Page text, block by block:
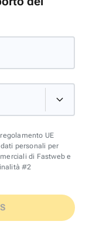
UE
personali per
di Fastweb e
#2